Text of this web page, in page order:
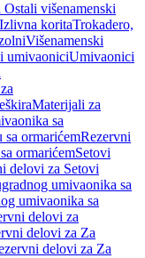
višenamenski
koritaTrokadero,
Višenamenski
umivaoniciUmivaonici
Materijali za
sa
sa ormarićemRezervni
ormarićemSetovi
delovi za Setovi
umivaonika sa
umivaonika sa
delovi za
delovi za Za
delovi za Za